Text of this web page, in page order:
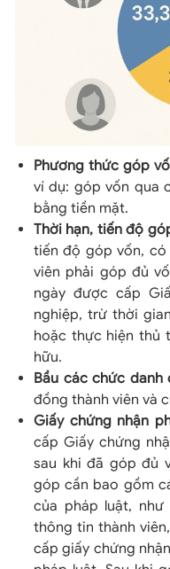
Phương thức góp
ví dụ: góp vốn qua
bằng tiền mặt.
Thời hạn, tiến độ
tiến độ góp vốn, có
viên phải góp đủ
ngày được cấp
nghiệp, trừ thời
hoặc thực hiện thủ
hữu.
Bầu các chức danh
đồng thành viên và
Giấy chứng nhận
cấp Giấy chứng
sau khi đã góp đủ
góp cần bao gồm
của pháp luật,
thông tin thành
cấp giấy chứng